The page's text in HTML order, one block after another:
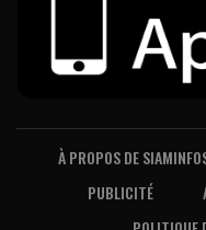
À PROPOS DE
PUBLICITÉ